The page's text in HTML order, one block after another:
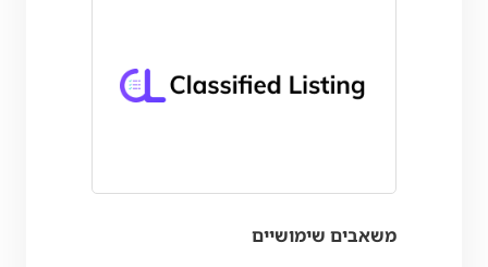
משאבים שימושיים